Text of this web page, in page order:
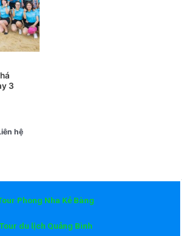
3
hệ
Phong Nha Kẻ Bàng
Tour du lịch Quảng Bình